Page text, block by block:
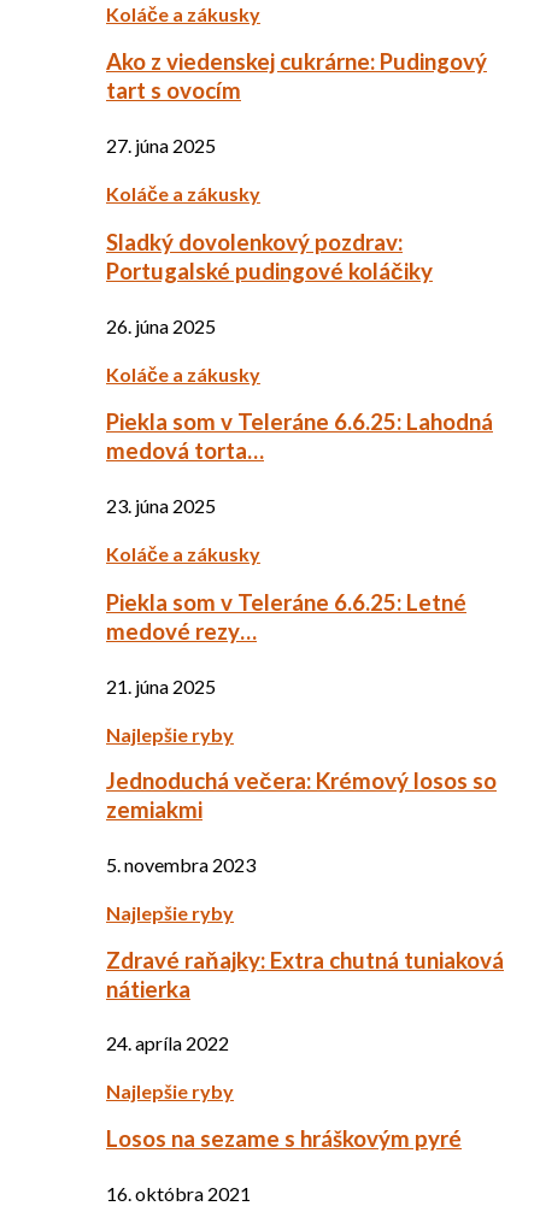
Koláče a zákusky
Ako z viedenskej cukrárne: Pudingový
tart s ovocím
27. júna 2025
Koláče a zákusky
Sladký dovolenkový pozdrav:
Portugalské pudingové koláčiky
26. júna 2025
Koláče a zákusky
Piekla som v Teleráne 6.6.25: Lahodná
medová torta…
23. júna 2025
Koláče a zákusky
Piekla som v Teleráne 6.6.25: Letné
medové rezy…
21. júna 2025
Najlepšie ryby
Jednoduchá večera: Krémový losos so
zemiakmi
5. novembra 2023
Najlepšie ryby
Zdravé raňajky: Extra chutná tuniaková
nátierka
24. apríla 2022
Najlepšie ryby
Losos na sezame s hráškovým pyré
16. októbra 2021